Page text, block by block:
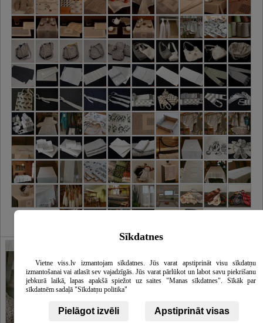
Sīkdatnes
Vietne viss.lv izmantojam sīkdatnes. Jūs varat apstiprināt visu sīkdatņu
izmantošanai vai atlasīt sev vajadzīgās. Jūs varat pārlūkot un labot savu piekrišanu
jebkurā laikā, lapas apakšā spiežot uz saites "Manas sīkdatnes". Sīkāk par
sīkdatnēm sadaļā "Sīkdatņu politika"
Pielāgot izvēli Apstiprināt visas